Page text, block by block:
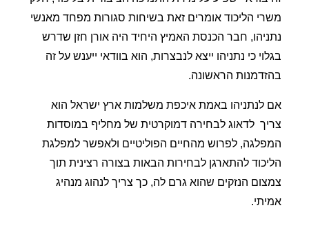
משרי הליכוד אומרים זאת בשיחות סגורות מפחד מאנשי
נתניהו, חבר הכנסת האמיץ היחיד היה אורן חזן שדרש
בגלוי כי נתניהו ייצא לנבצרות, הוא בוודאי ייענש על זה
בהזדמנות הראשונה.
אם לנתניהו באמת איכפת משלמות ארץ ישראל הוא
צריך לדאוג לבחירה דמוקרטית של מחליף במוסדות
המפלגה, לפרוש מהחיים הפוליטיים ולאפשר למפלגת
הליכוד להתארגן לבחירות הבאות בצורה רצינית תוך
צמצום הנזקים שהוא גרם לה, כך צריך לנהוג מנהיג
אמיתי.